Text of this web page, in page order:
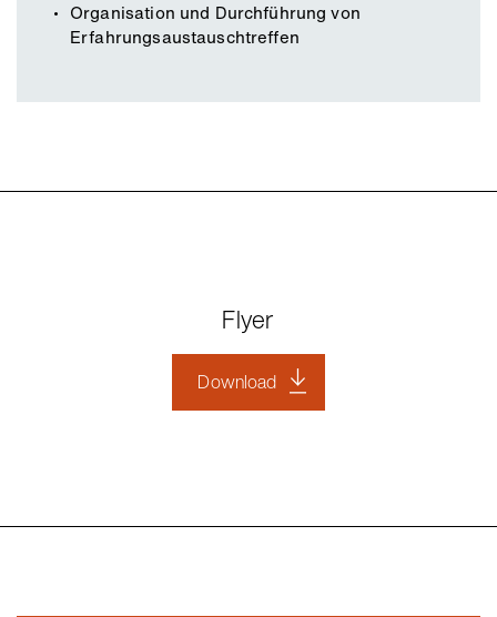
Organisation und Durchführung von
Erfahrungsaustauschtreffen
Flyer
Download